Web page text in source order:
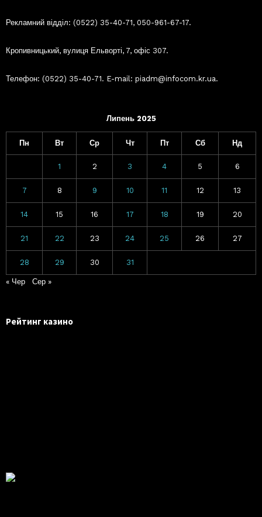
Рекламний відділ: (0522) 35-40-71, 050-961-67-17.
Кропивницький, вулиця Ельворті, 7, офіс 307.
Телефон: (0522) 35-40-71. E-mail: piadm@infocom.kr.ua.
Липень 2025
Пн Вт Ср Чт Пт Сб Нд
1 2 3 4 5 6
7 8 9 10 11 12 13
14 15 16 17 18 19 20
21 22 23 24 25 26 27
28 29 30 31
« Чер Сер »
Рейтинг казино